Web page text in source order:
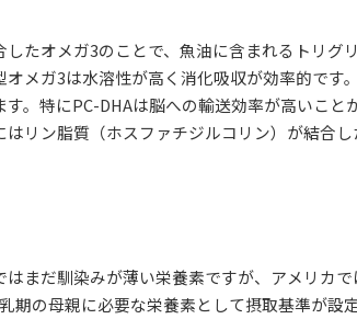
したオメガ3のことで、魚油に含まれるトリグ
オメガ3は水溶性が高く消化吸収が効率的で
す。特にPC-DHAは脳への輸送効率が高いこと
リン脂質（ホスファチジルコリン）が結合し
はまだ馴染みが薄い栄養素ですが、アメリカ
期の母親に必要な栄養素として摂取基準が設